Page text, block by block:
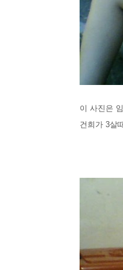
이 사진은
건희가 3살